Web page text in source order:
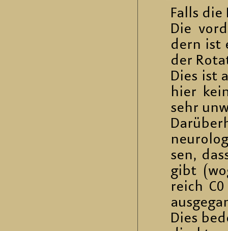
Falls
Die
dern ist
der
Dies ist
hier
sehr
sen,
gibt
reich
Dies